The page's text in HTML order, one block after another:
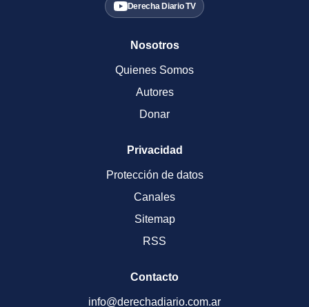
Derecha Diario TV
Nosotros
Quienes Somos
Autores
Donar
Privacidad
Protección de datos
Canales
Sitemap
RSS
Contacto
info@derechadiario.com.ar